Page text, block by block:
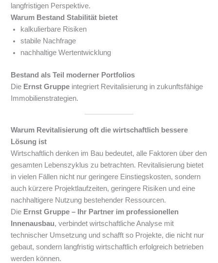
langfristigen Perspektive.
Warum Bestand Stabilität bietet
kalkulierbare Risiken
stabile Nachfrage
nachhaltige Wertentwicklung
Bestand als Teil moderner Portfolios
Die Ernst Gruppe integriert Revitalisierung in zukunftsfähige
Immobilienstrategien.
Warum Revitalisierung oft die wirtschaftlich bessere
Lösung ist
Wirtschaftlich denken im Bau bedeutet, alle Faktoren über den
gesamten Lebenszyklus zu betrachten. Revitalisierung bietet
in vielen Fällen nicht nur geringere Einstiegskosten, sondern
auch kürzere Projektlaufzeiten, geringere Risiken und eine
nachhaltigere Nutzung bestehender Ressourcen.
Die Ernst Gruppe – Ihr Partner im professionellen
Innenausbau, verbindet wirtschaftliche Analyse mit
technischer Umsetzung und schafft so Projekte, die nicht nur
gebaut, sondern langfristig wirtschaftlich erfolgreich betrieben
werden können.